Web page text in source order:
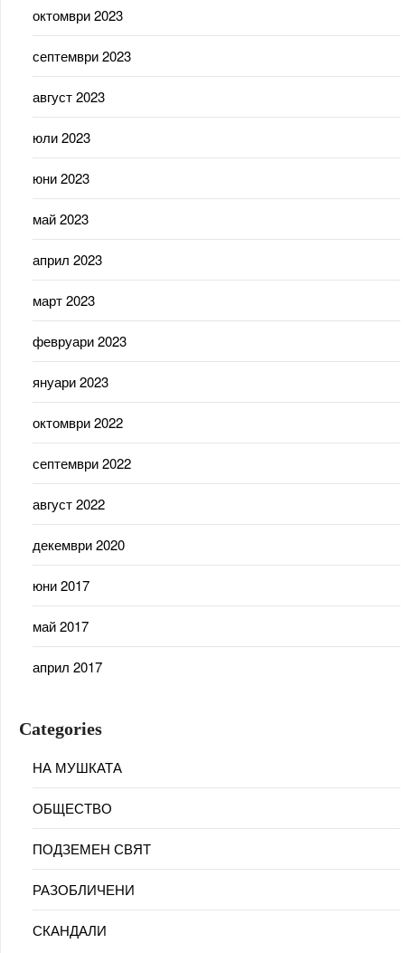
октомври 2023
септември 2023
август 2023
юли 2023
юни 2023
май 2023
април 2023
март 2023
февруари 2023
януари 2023
октомври 2022
септември 2022
август 2022
декември 2020
юни 2017
май 2017
април 2017
Categories
НА МУШКАТА
ОБЩЕСТВО
ПОДЗЕМЕН СВЯТ
РАЗОБЛИЧЕНИ
СКАНДАЛИ